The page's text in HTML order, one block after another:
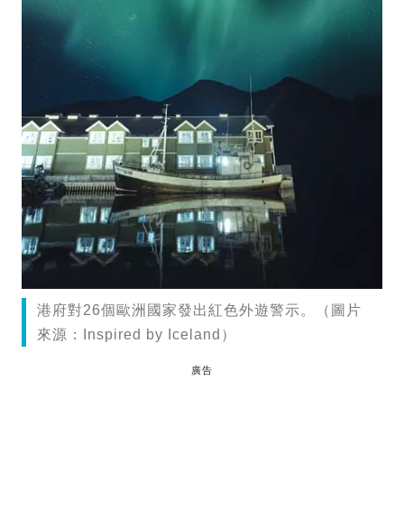
港府對26個歐洲國家發出紅色外遊警示。（圖片
來源：Inspired by Iceland）
廣告